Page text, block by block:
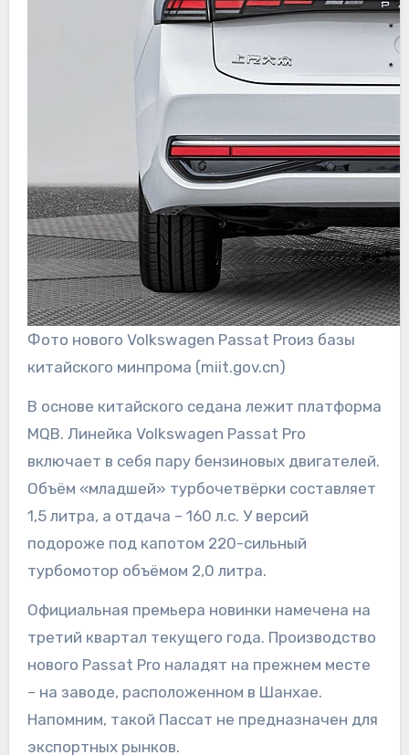
Фото нового Volkswagen Passat Proиз базы
китайского минпрома (miit.gov.cn)
В основе китайского седана лежит платформа
MQB. Линейка Volkswagen Passat Pro
включает в себя пару бензиновых двигателей.
Объём «младшей» турбочетвёрки составляет
1,5 литра, а отдача – 160 л.с. У версий
подороже под капотом 220-сильный
турбомотор объёмом 2,0 литра.
Официальная премьера новинки намечена на
третий квартал текущего года. Производство
нового Passat Pro наладят на прежнем месте
– на заводе, расположенном в Шанхае.
Напомним, такой Пассат не предназначен для
экспортных рынков.